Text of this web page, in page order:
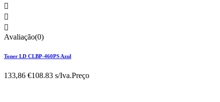



Avaliação(0)
Toner LD CLBP-460PS Azul
133,86 €108.83 s/Iva.Preço